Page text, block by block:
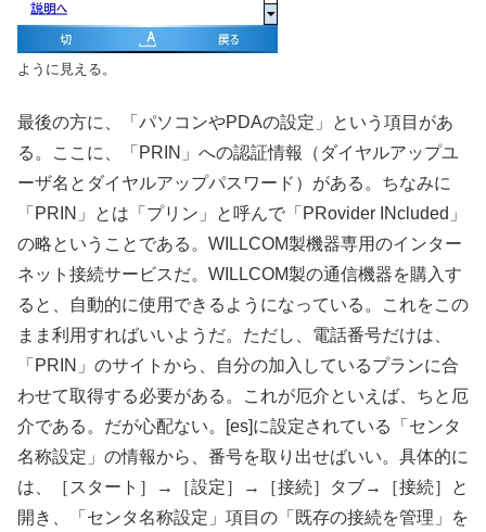
ように見える。
最後の方に、「パソコンやPDAの設定」という項目があ
る。ここに、「PRIN」への認証情報（ダイヤルアップユ
ーザ名とダイヤルアップパスワード）がある。ちなみに
「PRIN」とは「プリン」と呼んで「PRovider INcluded」
の略ということである。WILLCOM製機器専用のインター
ネット接続サービスだ。WILLCOM製の通信機器を購入す
ると、自動的に使用できるようになっている。これをこの
まま利用すればいいようだ。ただし、電話番号だけは、
「PRIN」のサイトから、自分の加入しているプランに合
わせて取得する必要がある。これが厄介といえば、ちと厄
介である。だが心配ない。[es]に設定されている「センタ
名称設定」の情報から、番号を取り出せばいい。具体的に
は、［スタート］→［設定］→［接続］タブ→［接続］と
開き、「センタ名称設定」項目の「既存の接続を管理」を